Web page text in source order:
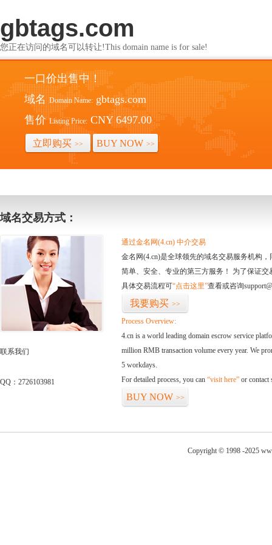
gbtags.com
您正在访问的域名可以转让!This domain name is for sale!
一口价出售中！
域名 Domain Name: gbtags.com
售价 Listing Price: CNY 6497.00
立即购买 >> BUY NOW >>
域名交易方式：
联系我们
QQ：2726103981
通过金名网(4.cn) 中介交易
金名网(4.cn)是全球领先的域名交易服务机构
简单、安全、专业的第三方服务！ 为了保证
具体交易流程可“点击这里”查看或咨询
我要购买 >>
Process Overview:
4.cn is a world leading domain escrow service
million RMB transaction volume every year. We
5 workdays.
For detailed process, you can “visit here” or contact
BUY NOW >>
Copyright © 1998 -2025